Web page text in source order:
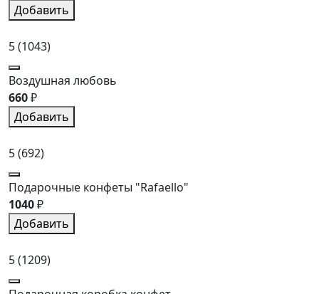
Добавить
5(1043)
Воздушная любовь
660₽
Добавить
5(692)
Подарочные конфеты "Rafaello"
1040₽
Добавить
5(1209)